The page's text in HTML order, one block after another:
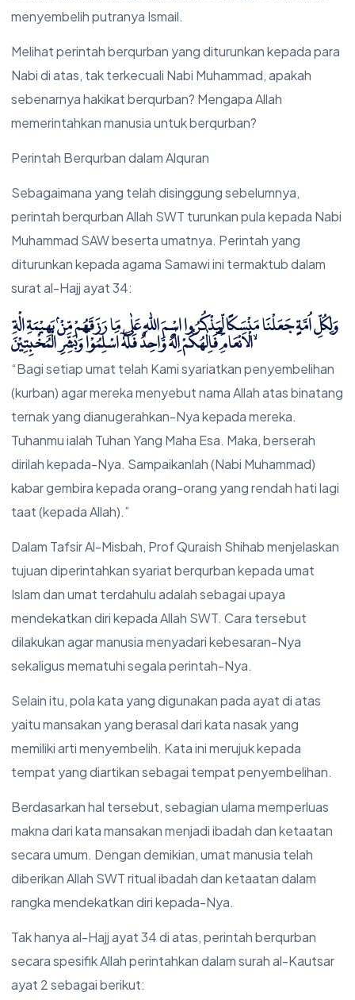
menyembelih putranya Ismail.
Melihat perintah berqurban yang diturunkan kepada para
Nabi di atas, tak terkecuali Nabi Muhammad, apakah
sebenarnya hakikat berqurban? Mengapa Allah
memerintahkan manusia untuk berqurban?
Perintah Berqurban dalam Alquran
Sebagaimana yang telah disinggung sebelumnya,
perintah berqurban Allah SWT turunkan pula kepada Nabi
Muhammad SAW beserta umatnya. Perintah yang
diturunkan kepada agama Samawi ini termaktub dalam
surat al-Hajj ayat 34:
وَلِكُلِّ اُمَّةٍ جَعَلْنَا مَنْسَكًا لِّيَذْكُرُوا اسْمَ اللّٰهِ عَلٰى مَا رَزَقَهُمْ مِّنْۢ بَهِيْمَةِ الْةِ
الْاَنْعَامِۗ فَاِلٰهُكُمْ اِلٰهٌ وَّاحِدٌ فَلَهٗٓ اَسْلِمُوْاۗ وَبَشِّرِ الْمُخْبِتِيْنَ ۙ
“Bagi setiap umat telah Kami syariatkan penyembelihan
(kurban) agar mereka menyebut nama Allah atas binatang
ternak yang dianugerahkan-Nya kepada mereka.
Tuhanmu ialah Tuhan Yang Maha Esa. Maka, berserah
dirilah kepada-Nya. Sampaikanlah (Nabi Muhammad)
kabar gembira kepada orang-orang yang rendah hati lagi
taat (kepada Allah).”
Dalam Tafsir Al-Misbah, Prof Quraish Shihab menjelaskan
tujuan diperintahkan syariat berqurban kepada umat
Islam dan umat terdahulu adalah sebagai upaya
mendekatkan diri kepada Allah SWT. Cara tersebut
dilakukan agar manusia menyadari kebesaran-Nya
sekaligus mematuhi segala perintah-Nya.
Selain itu, pola kata yang digunakan pada ayat di atas
yaitu mansakan yang berasal dari kata nasak yang
memiliki arti menyembelih. Kata ini merujuk kepada
tempat yang diartikan sebagai tempat penyembelihan.
Berdasarkan hal tersebut, sebagian ulama memperluas
makna dari kata mansakan menjadi ibadah dan ketaatan
secara umum. Dengan demikian, umat manusia telah
diberikan Allah SWT ritual ibadah dan ketaatan dalam
rangka mendekatkan diri kepada-Nya.
Tak hanya al-Hajj ayat 34 di atas, perintah berqurban
secara spesifik Allah perintahkan dalam surah al-Kautsar
ayat 2 sebagai berikut: